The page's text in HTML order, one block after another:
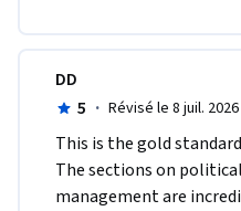
DD
5 · Révisé le 8 juil. 2026
This is the gold
The sections on
management are